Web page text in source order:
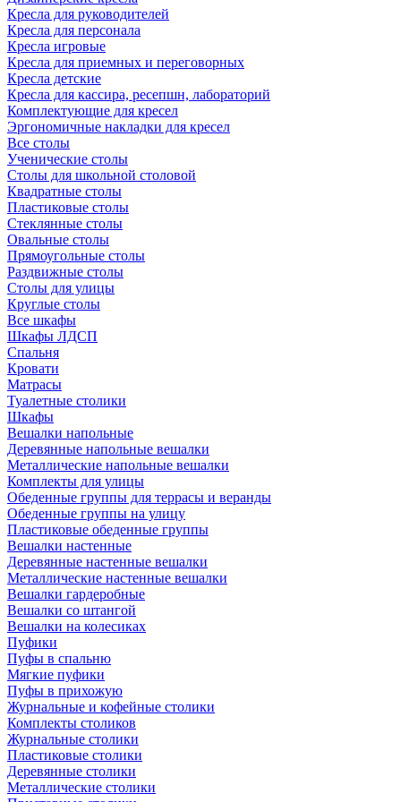
Кресла для руководителей
Кресла для персонала
Кресла игровые
Кресла для приемных и переговорных
Кресла детские
Кресла для кассира, ресепшн, лабораторий
Комплектующие для кресел
Эргономичные накладки для кресел
Все столы
Ученические столы
Столы для школьной столовой
Квадратные столы
Пластиковые столы
Стеклянные столы
Овальные столы
Прямоугольные столы
Раздвижные столы
Столы для улицы
Круглые столы
Все шкафы
Шкафы ЛДСП
Спальня
Кровати
Матрасы
Туалетные столики
Шкафы
Вешалки напольные
Деревянные напольные вешалки
Металлические напольные вешалки
Комплекты для улицы
Обеденные группы для террасы и веранды
Обеденные группы на улицу
Пластиковые обеденные группы
Вешалки настенные
Деревянные настенные вешалки
Металлические настенные вешалки
Вешалки гардеробные
Вешалки со штангой
Вешалки на колесиках
Пуфики
Пуфы в спальню
Мягкие пуфики
Пуфы в прихожую
Журнальные и кофейные столики
Комплекты столиков
Журнальные столики
Пластиковые столики
Деревянные столики
Металлические столики